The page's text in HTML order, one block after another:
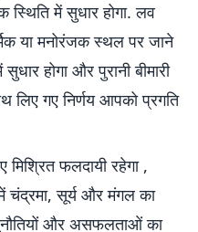
स्थिति में सुधार होगा. लव
या मनोरंजक स्थल पर जाने
होगा और पुरानी बीमारी
लिए गए निर्णय आपको प्रगति
फलदायी रहेगा ,
चंद्रमा, सूर्य और मंगल का
और असफलताओं का